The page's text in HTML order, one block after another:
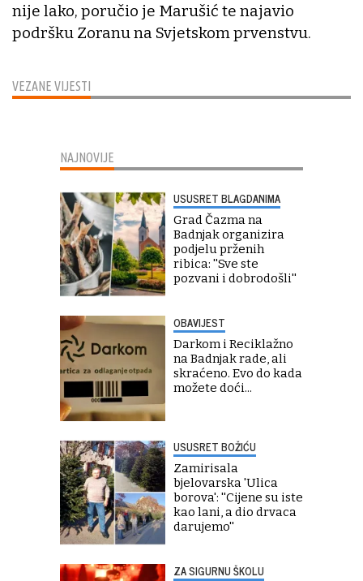
VEZANE VIJESTI
nije lako, poručio je Marušić te najavio
podršku Zoranu na Svjetskom prvenstvu.
NAJNOVIJE
USUSRET BLAGDANIMA
Grad Čazma na
Badnjak organizira
podjelu prženih
ribica: ''Sve ste
pozvani i dobrodošli''
OBAVIJEST
Darkom i Reciklažno
na Badnjak rade, ali
skraćeno. Evo do kada
možete doći...
USUSRET BOŽIĆU
Zamirisala
bjelovarska 'Ulica
borova': ''Cijene su iste
kao lani, a dio drvaca
darujemo''
ZA SIGURNU ŠKOLU